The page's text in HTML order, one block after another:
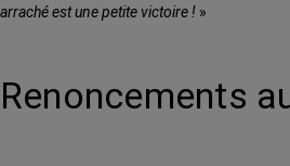
arraché est une petite victoire ! »
Renoncements